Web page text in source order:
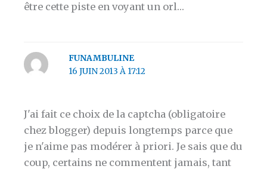
être cette piste en voyant un orl…
FUNAMBULINE
16 JUIN 2013 À 17:12
J'ai fait ce choix de la captcha (obligatoire
chez blogger) depuis longtemps parce que
je n'aime pas modérer à priori. Je sais que du
coup, certains ne commentent jamais, tant